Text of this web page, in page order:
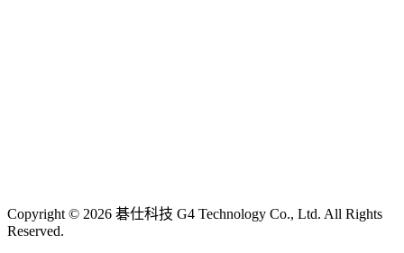
Copyright © 2026 碁仕科技 G4 Technology Co., Ltd. All Rights
Reserved.